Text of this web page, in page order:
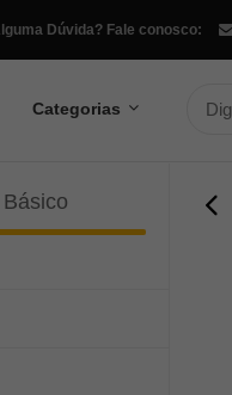
Dúvida? Fale conosco:
Categorias